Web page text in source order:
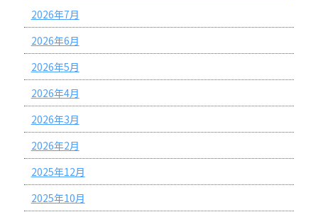
2026年7月
2026年6月
2026年5月
2026年4月
2026年3月
2026年2月
2025年12月
2025年10月